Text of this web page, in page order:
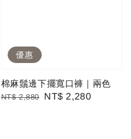
優惠
棉麻鬚邊下擺寬口褲｜兩色
Regular
NT$ 2,880
Sale
NT$ 2,280